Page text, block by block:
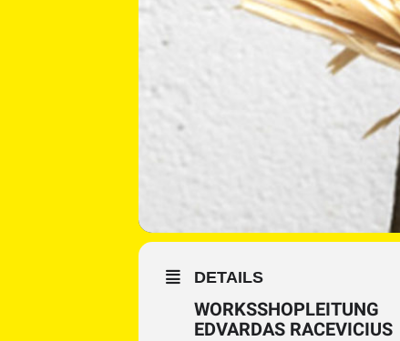
DETAILS
WORKSSHOPLEITUNG
EDVARDAS RACEVICIUS